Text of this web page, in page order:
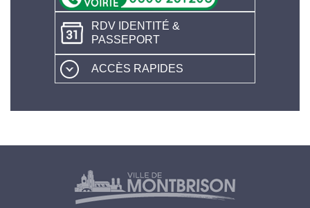
RDV IDENTITÉ &
PASSEPORT
ACCÈS RAPIDES